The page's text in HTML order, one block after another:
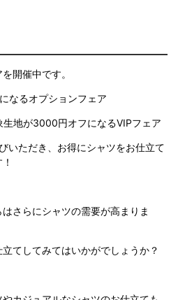
開催中です。
なるオプションフェア
生地が3000円オフになるVIPフェア
いただき、お得にシャツをお仕立て
さらにシャツの需要が高まりま
てしてみてはいかがでしょうか？